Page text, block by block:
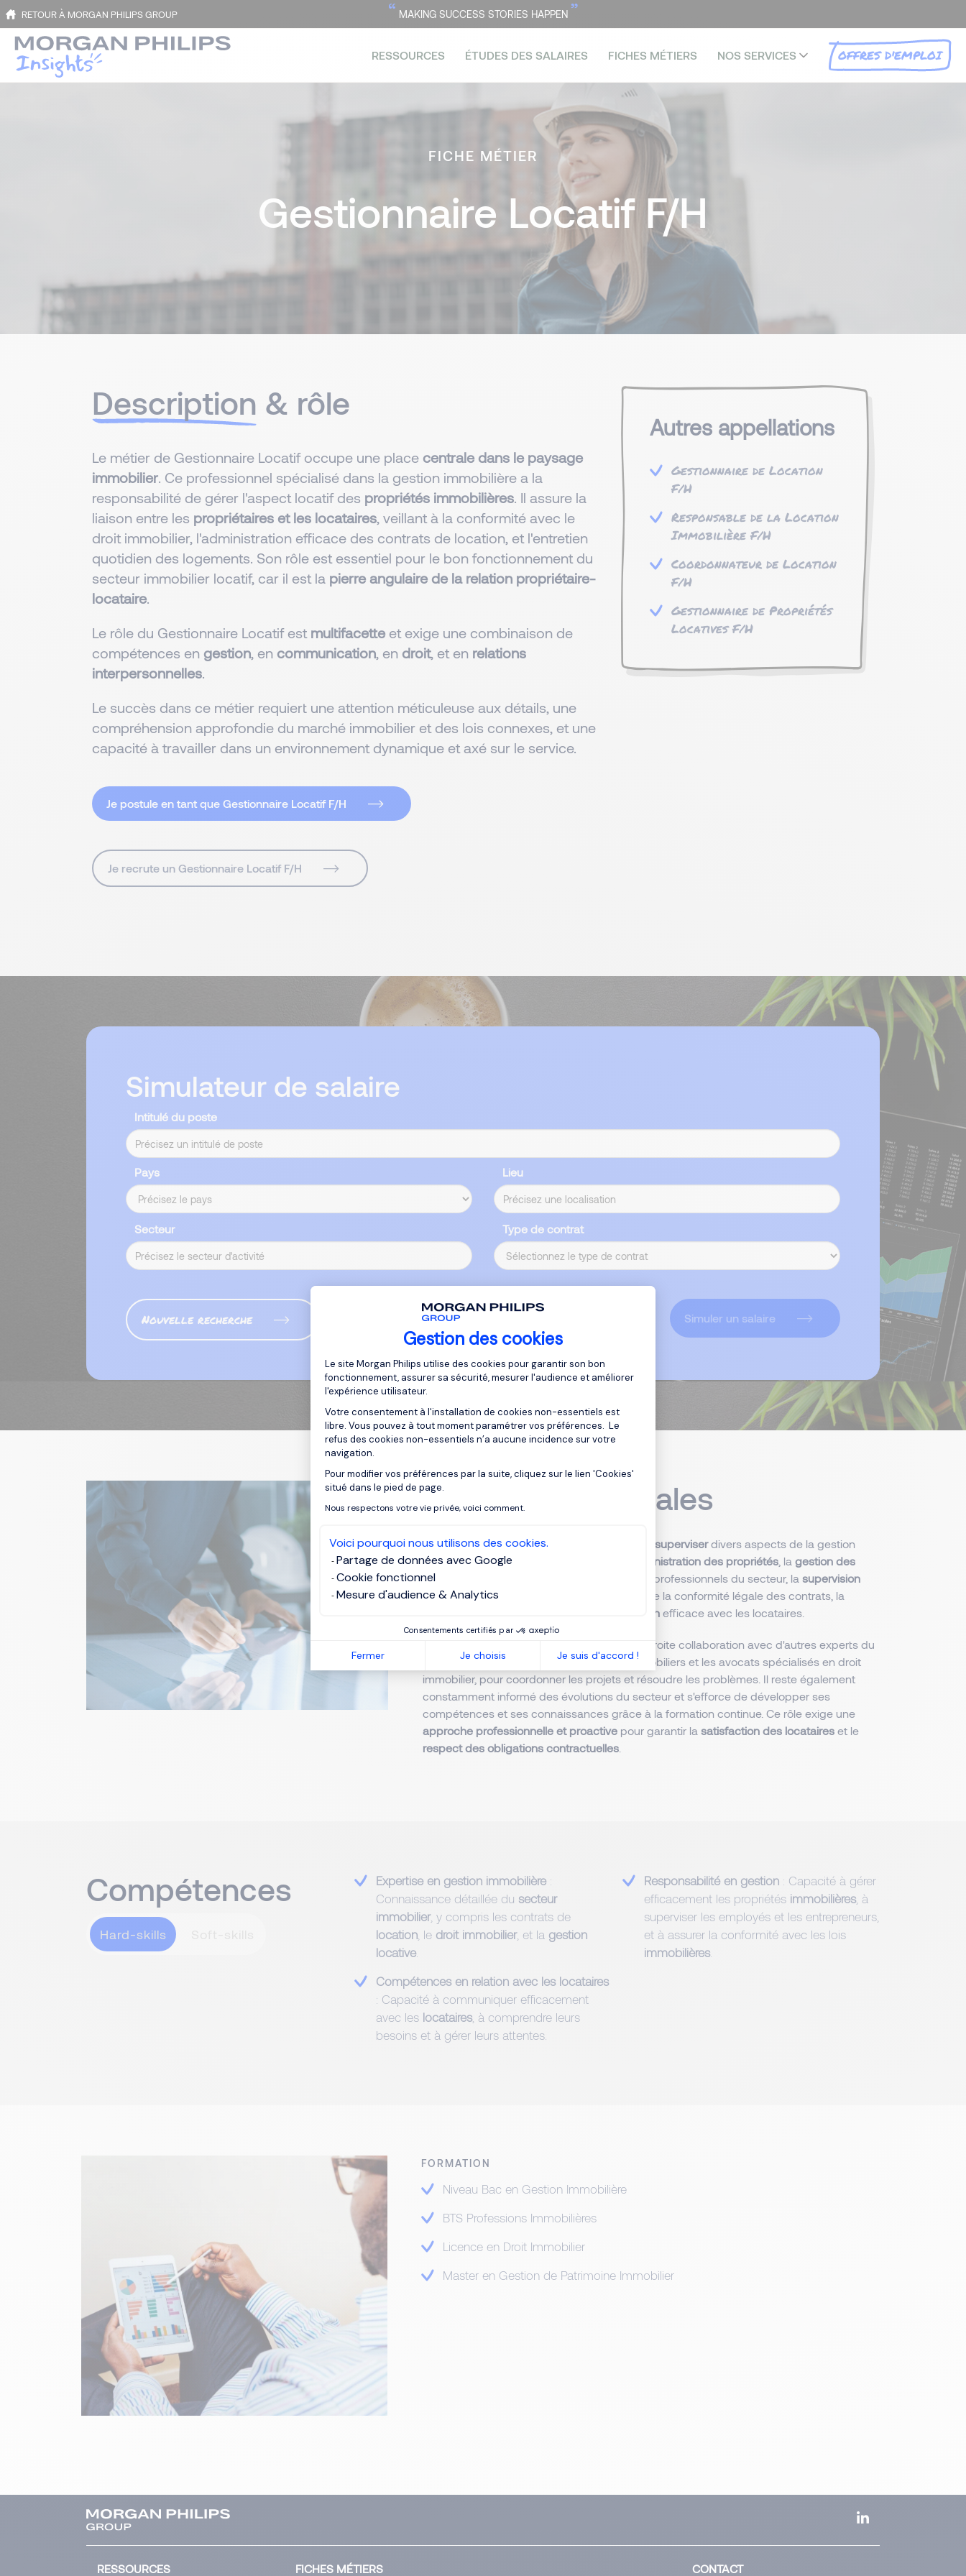
Gestion des cookies
Plateforme de Gestion du Consentement : Personnalisez vos Options
Le site Morgan Philips utilise des cookies pour garantir son bon
fonctionnement, assurer sa sécurité, mesurer l'audience et améliorer
l'expérience utilisateur.
Votre consentement à l'installation de cookies non-essentiels est
libre. Vous pouvez à tout moment paramétrer vos préférences. Le
refus des cookies non-essentiels n’a aucune incidence sur votre
navigation.
Pour modifier vos préférences par la suite, cliquez sur le lien 'Cookies'
situé dans le pied de page.
Nous respectons votre vie privée, voici comment.
Voici pourquoi nous utilisons des cookies.
Partage de données avec Google
Cookie fonctionnel
Mesure d'audience & Analytics
Consentements certifiés par
Fermer Je choisis Je suis d'accord !
Axeptio consent
RETOUR À MORGAN PHILIPS GROUP “ MAKING SUCCESS STORIES HAPPEN ”
RESSOURCES ÉTUDES DES SALAIRES FICHES MÉTIERS NOS SERVICES OFFRES D'EMPLOI
FICHE MÉTIER
Gestionnaire Locatif F/H
Description & rôle
Le métier de Gestionnaire Locatif occupe une place centrale dans le paysage
immobilier. Ce professionnel spécialisé dans la gestion immobilière a la
responsabilité de gérer l'aspect locatif des propriétés immobilières. Il assure la
liaison entre les propriétaires et les locataires, veillant à la conformité avec le
droit immobilier, l'administration efficace des contrats de location, et l'entretien
quotidien des logements. Son rôle est essentiel pour le bon fonctionnement du
secteur immobilier locatif, car il est la pierre angulaire de la relation propriétaire-
locataire.
Le rôle du Gestionnaire Locatif est multifacetteet exige une combinaison de
compétences en gestion, en communication, en droit, et en relations
interpersonnelles.
Le succès dans ce métier requiert une attention méticuleuse aux détails, une
compréhension approfondie du marché immobilier et des lois connexes, et une
capacité à travailler dans un environnement dynamique et axé sur le service.
Je postule en tant que Gestionnaire Locatif F/H
Je recrute un Gestionnaire Locatif F/H
Autres appellations
Gestionnaire de Location
F/H
Responsable de la Location
Immobilière F/H
Coordonnateur de Location
F/H
Gestionnaire de Propriétés
Locatives F/H
Simulateur de salaire
Intitulé du poste
Pays Lieu
Secteur Type de contrat
Simuler un salaire
Nouvelle recherche
Missions principales
Le poste de Gestionnaire Locatif implique de superviserdivers aspects de la gestion
locative et immobilière. Cela comprend l'
administration des propriétés, la gestion des
contrats de location
avec les professionnels du secteur, la supervision
des réparations et de l'entretien, la garantie de la conformité légale des contrats, la
communicationefficace avec les locataires.
En outre, le Gestionnaire Locatif travaille en étroite collaboration avec d'autres experts du
domaine immobilier, tels que les agents immobiliers et les avocats spécialisés en droit
immobilier, pour coordonner les projets et résoudre les problèmes. Il reste également
constamment informé des évolutions du secteur et s'efforce de développer ses
compétences et ses connaissances grâce à la formation continue. Ce rôle exige une
approche professionnelle et proactivepour garantir la satisfaction des locataireset le
respect des obligations contractuelles.
Compétences
Hard-skills
Expertise en gestion immobilière :
Connaissance détaillée du secteur
immobilier, y compris les contrats de
location , le droit immobilier, et la gestion
locative
Compétences en relation avec les locataires
: Capacité à communiquer efficacement
avec les locataires , à comprendre leurs
besoins et à gérer leurs attentes.
Responsabilité en gestion : Capacité à gérer
efficacement les propriétés immobilières , à
superviser les employés et les entrepreneurs,
et à assurer la conformité avec les lois
immobilières.
FORMATION
Niveau Bac en Gestion Immobilière
BTS Professions Immobilières
Licence en Droit Immobilier
Master en Gestion de Patrimoine Immobilier
RESSOURCES FICHES MÉTIERS CONTACT